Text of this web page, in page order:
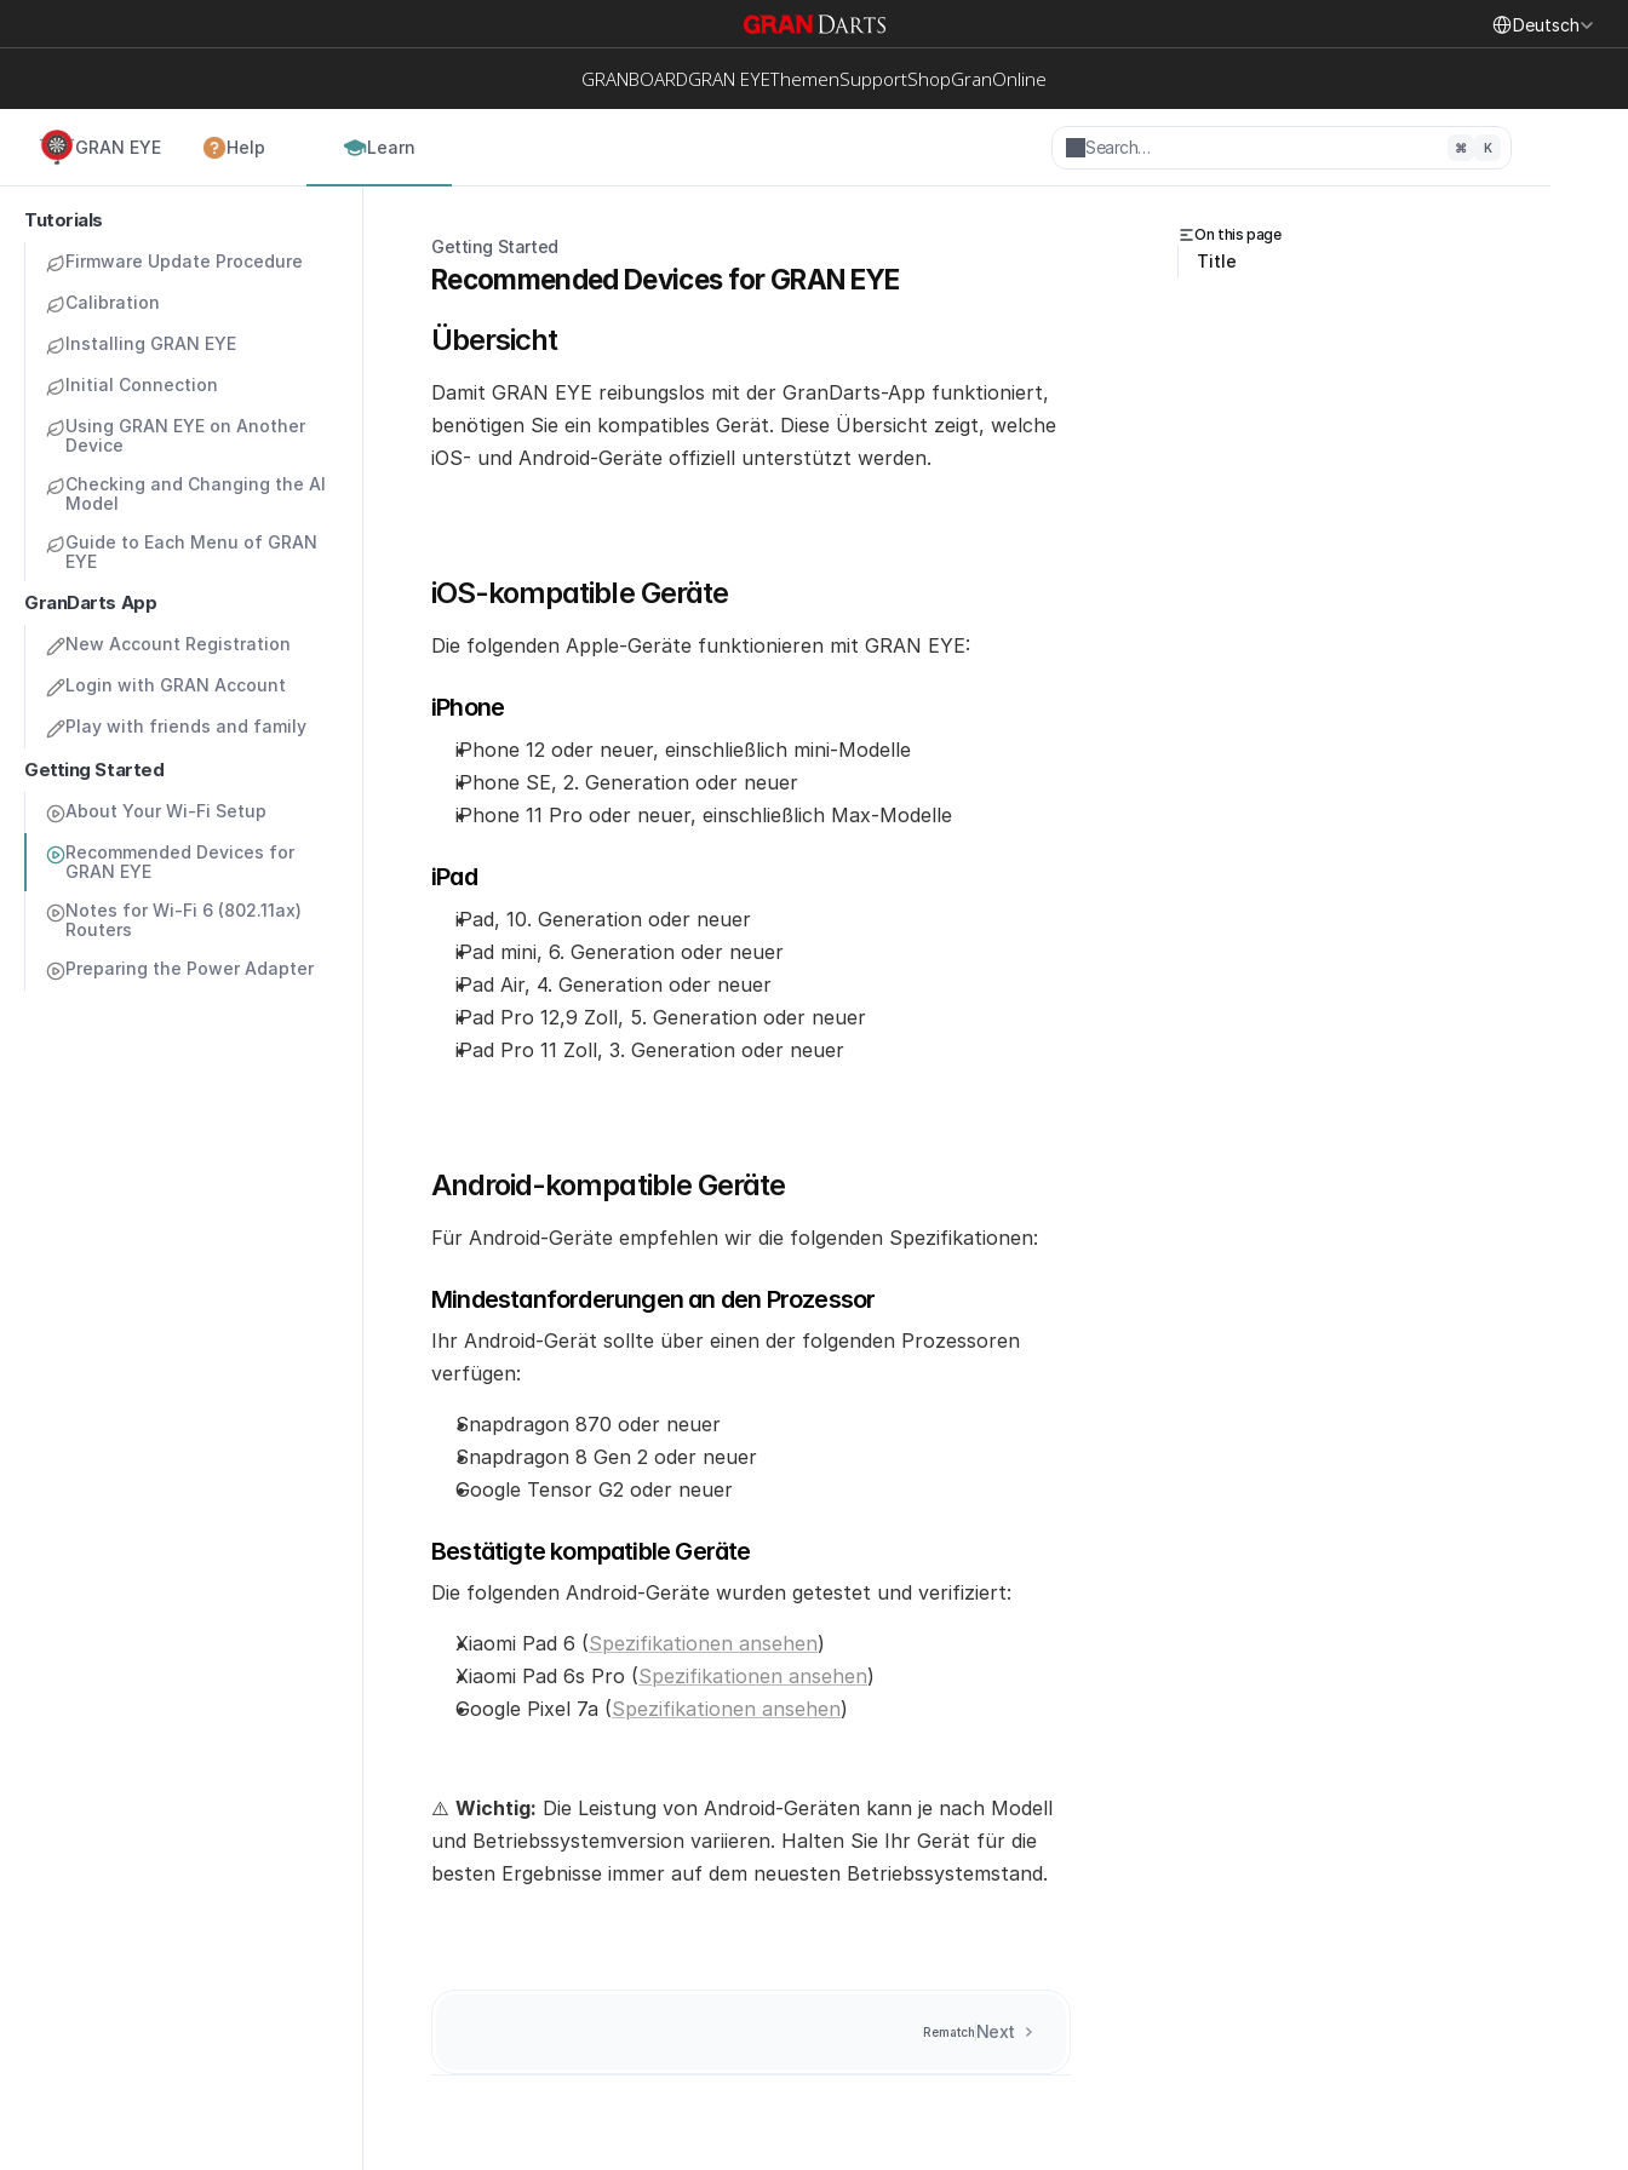
Deutsch
GRANBOARDGRAN EYEThemenSupportShopGranOnline
GRAN EYE Help Learn Search… ⌘ K
Tutorials
Firmware Update Procedure
Calibration
Installing GRAN EYE
Initial Connection
Using GRAN EYE on Another
Device
Checking and Changing the AI
Model
Guide to Each Menu of GRAN
EYE
GranDarts App
New Account Registration
Login with GRAN Account
Play with friends and family
Getting Started
About Your Wi-Fi Setup
Recommended Devices for
GRAN EYE
Notes for Wi-Fi 6 (802.11ax)
Routers
Preparing the Power Adapter
Getting Started
Recommended Devices for GRAN EYE
Übersicht
Damit GRAN EYE reibungslos mit der GranDarts-App funktioniert,
benötigen Sie ein kompatibles Gerät. Diese Übersicht zeigt, welche
iOS- und Android-Geräte offiziell unterstützt werden.
iOS-kompatible Geräte
Die folgenden Apple-Geräte funktionieren mit GRAN EYE:
iPhone
iPhone 12 oder neuer, einschließlich mini-Modelle
iPhone SE, 2. Generation oder neuer
iPhone 11 Pro oder neuer, einschließlich Max-Modelle
iPad
iPad, 10. Generation oder neuer
iPad mini, 6. Generation oder neuer
iPad Air, 4. Generation oder neuer
iPad Pro 12,9 Zoll, 5. Generation oder neuer
iPad Pro 11 Zoll, 3. Generation oder neuer
Android-kompatible Geräte
Für Android-Geräte empfehlen wir die folgenden Spezifikationen:
Mindestanforderungen an den Prozessor
Ihr Android-Gerät sollte über einen der folgenden Prozessoren
verfügen:
Snapdragon 870 oder neuer
Snapdragon 8 Gen 2 oder neuer
Google Tensor G2 oder neuer
Bestätigte kompatible Geräte
Die folgenden Android-Geräte wurden getestet und verifiziert:
Xiaomi Pad 6 (Spezifikationen ansehen)
Xiaomi Pad 6s Pro (Spezifikationen ansehen)
Google Pixel 7a (Spezifikationen ansehen)
⚠️ Wichtig: Die Leistung von Android-Geräten kann je nach Modell
und Betriebssystemversion variieren. Halten Sie Ihr Gerät für die
besten Ergebnisse immer auf dem neuesten Betriebssystemstand.
Next
Rematch
On this page
Title